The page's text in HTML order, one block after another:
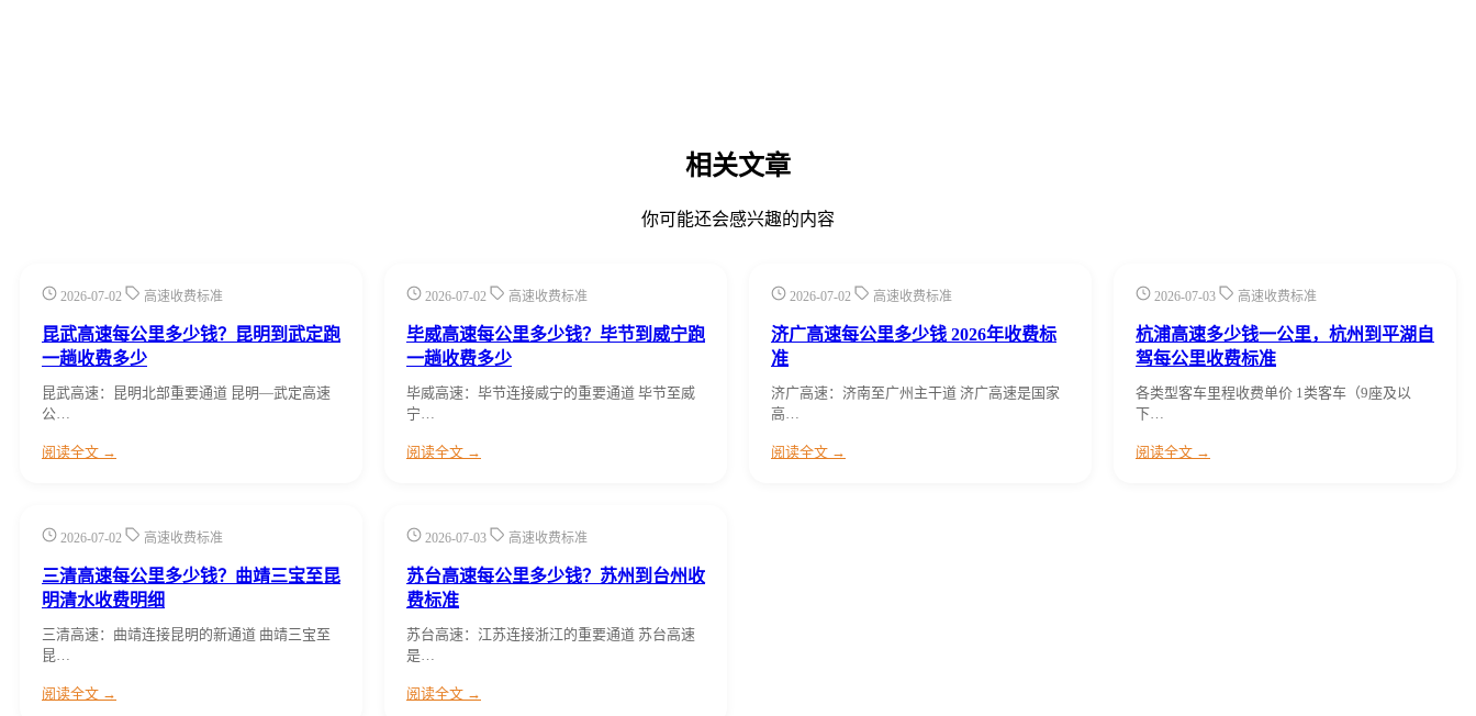
相关文章
你可能还会感兴趣的内容
2026-07-02 高速收费标准
昆武高速每公里多少钱？昆明到武定跑
一趟收费多少
昆武高速：昆明北部重要通道 昆明—武定高速
公…
阅读全文 →
2026-07-02 高速收费标准
毕威高速每公里多少钱？毕节到威宁跑
一趟收费多少
毕威高速：毕节连接威宁的重要通道 毕节至威
宁…
阅读全文 →
2026-07-02 高速收费标准
济广高速每公里多少钱 2026年收费标
准
济广高速：济南至广州主干道 济广高速是国家
高…
阅读全文 →
2026-07-03 高速收费标准
杭浦高速多少钱一公里，杭州到平湖自
驾每公里收费标准
各类型客车里程收费单价 1类客车（9座及以
下…
阅读全文 →
2026-07-02 高速收费标准
三清高速每公里多少钱？曲靖三宝至昆
明清水收费明细
三清高速：曲靖连接昆明的新通道 曲靖三宝至
昆…
阅读全文 →
2026-07-03 高速收费标准
苏台高速每公里多少钱？苏州到台州收
费标准
苏台高速：江苏连接浙江的重要通道 苏台高速
是…
阅读全文 →